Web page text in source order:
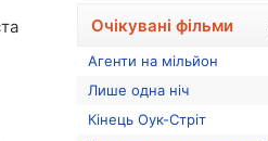
Очікувані фільми
Агенти на мільйон
Лише одна ніч
Кінець Оук-Стріт